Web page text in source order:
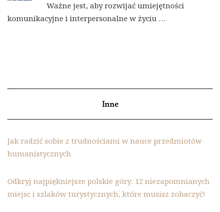
Ważne jest, aby rozwijać umiejętności
komunikacyjne i interpersonalne w życiu …
Inne
Jak radzić sobie z trudnościami w nauce przedmiotów
humanistycznych
Odkryj najpiękniejsze polskie góry: 12 niezapomnianych
miejsc i szlaków turystycznych, które musisz zobaczyć!